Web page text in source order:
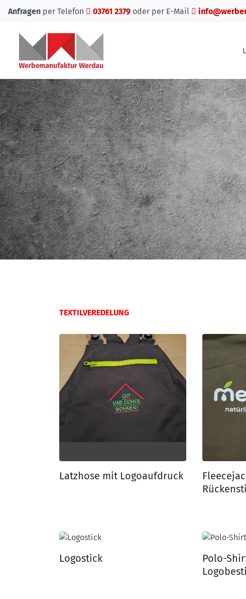
Anfragen per Telefon 03761 2379 oder per E-Mail
TEXTILVEREDELUNG
Latzhose mit Logoaufdruck
Logostick
Polo-